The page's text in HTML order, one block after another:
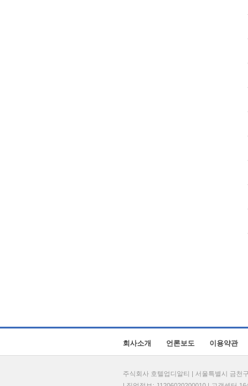
회사소개 언론보도 이용약관
주식회사 호텔업디알티 | 서울특별시 금천